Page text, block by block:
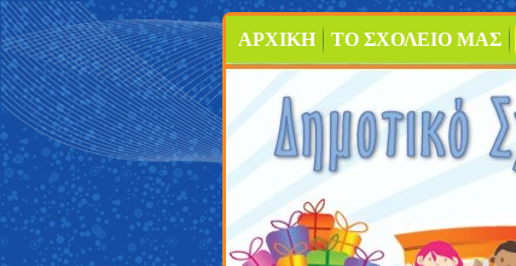
ΑΡΧΙΚΗ ΤΟ ΣΧΟΛΕΙΟ ΜΑΣ